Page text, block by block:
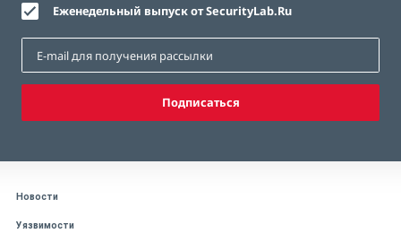
Еженедельный выпуск от SecurityLab.Ru
Подписаться
Новости
Уязвимости